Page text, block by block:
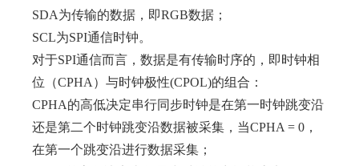
SDA为传输的数据，即RGB数据；
SCL为SPI通信时钟。
对于SPI通信而言，数据是有传输时序的，即时钟相
位（CPHA）与时钟极性(CPOL)的组合：
CPHA的高低决定串行同步时钟是在第一时钟跳变沿
还是第二个时钟跳变沿数据被采集，当CPHA = 0，
在第一个跳变沿进行数据采集；